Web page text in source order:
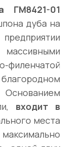
ГМ8421-01
дуба на
филенчатой
входит в
места